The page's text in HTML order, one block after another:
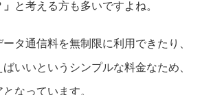
と考える方も多いですよね。
タ通信料を無制限に利用できたり、
いいというシンプルな料金なため、
なっています。